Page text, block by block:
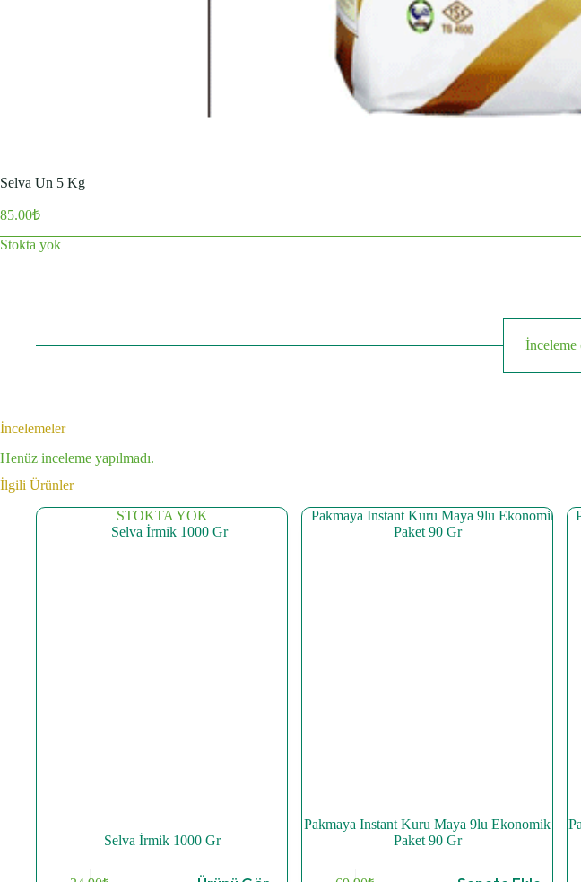
Selva Un 5 Kg
85.00₺
Stokta yok
İnceleme
İncelemeler
Henüz inceleme yapılmadı.
İlgili Ürünler
STOKTA YOK
Selva İrmik 1000 Gr
Pakmaya Instant Kuru Maya 9lu Ekonomik
Paket 90 Gr